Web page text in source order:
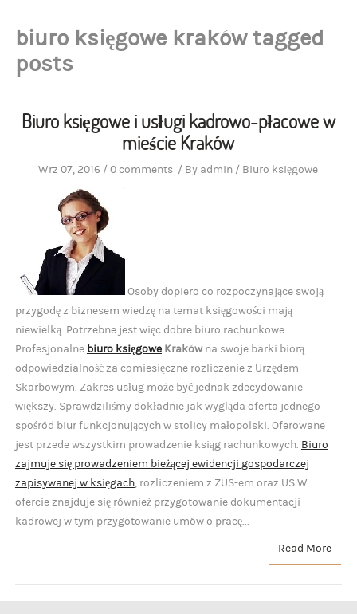
biuro księgowe kraków tagged
posts
Biuro księgowe i usługi kadrowo-płacowe w
mieście Kraków
Wrz 07, 2016 /0 comments / By admin / Biuro księgowe
Osoby dopiero co rozpoczynające swoją
przygodę z biznesem wiedzę na temat księgowości mają
niewielką. Potrzebne jest więc dobre biuro rachunkowe.
Profesjonalne biuro księgoweKrakówna swoje barki biorą
odpowiedzialność za comiesięczne rozliczenie z Urzędem
Skarbowym. Zakres usług może być jednak zdecydowanie
większy. Sprawdziliśmy dokładnie jak wygląda oferta jednego
spośród biur funkcjonujących w stolicy małopolski. Oferowane
jest przede wszystkim prowadzenie ksiąg rachunkowych. Biuro
zajmuje się prowadzeniem bieżącej ewidencji gospodarczej
zapisywanej w księgach, rozliczeniem z ZUS-em oraz US.W
ofercie znajduje się również przygotowanie dokumentacji
kadrowej w tym przygotowanie umów o pracę...
Read More